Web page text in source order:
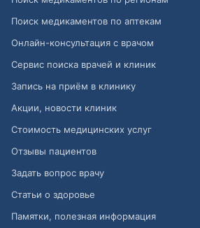
Поиск медикаментов по аптекам
Онлайн-консультация с врачом
Сервис поиска врачей и клиник
Запись на приём в клинику
Акции, новости клиник
Стоимость медицинских услуг
Отзывы пациентов
Задать вопрос врачу
Статьи о здоровье
Памятки, полезная информация